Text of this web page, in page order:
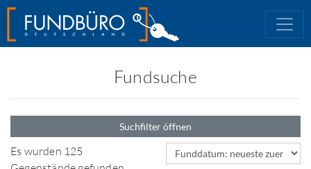
Fundsuche
Suchfilter öffnen
Es wurden 125
Sortierfeld